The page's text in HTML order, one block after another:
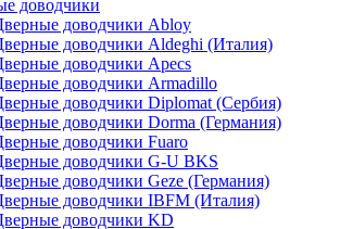
доводчики
доводчики Abloy
доводчики Aldeghi (Италия)
доводчики Apecs
доводчики Armadillo
доводчики Diplomat (Сербия)
доводчики Dorma (Германия)
доводчики Fuaro
доводчики G-U BKS
доводчики Geze (Германия)
доводчики IBFM (Италия)
доводчики KD